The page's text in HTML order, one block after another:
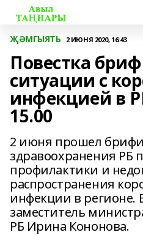
ҖӘМГЫЯТЬ 2 ИЮНЯ 2020, 16:43
Повестка
ситуации с
инфекцией в
15.00
2 июня прошел
здравоохранения РБ
профилактики и
распространения
инфекции в регионе.
заместитель
РБ Ирина Кононова.